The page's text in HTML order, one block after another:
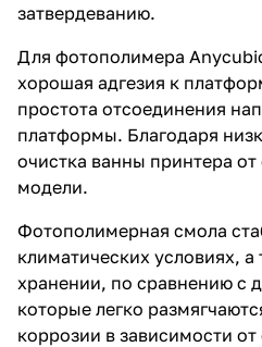
затвердеванию.
Для фотополимера
хорошая адгезия к
простота отсоединения
платформы. Благодаря
очистка ванны принтера
модели.
Фотополимерная смола
климатических условиях, а
хранении, по сравнению с
которые легко
коррозии в зависимости